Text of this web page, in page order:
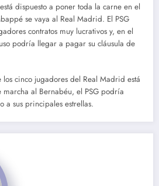
dispuesto a poner toda la carne en el
se vaya al Real Madrid. El PSG
contratos muy lucrativos y, en el
podría llegar a pagar su cláusula de
cinco jugadores del Real Madrid está
al Bernabéu, el PSG podría
a sus principales estrellas.